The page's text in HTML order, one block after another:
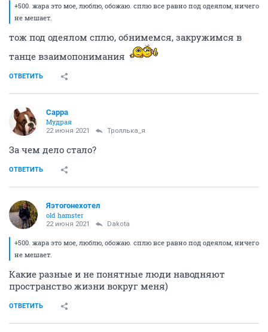
+500. жара это мое, люблю, обожаю. сплю все равно под одеялом, ничего
не мешает.
тож под одеялом сплю, обнимемся, закружимся в
танце взаимопонимания
ОТВЕТИТЬ
Сарра
Мудрая
22 июня 2021 Троллька_я
За чем дело стало?
ОТВЕТИТЬ
Яэтогонехотел
old hamster
22 июня 2021 Dаkota
+500. жара это мое, люблю, обожаю. сплю все равно под одеялом, ничего
не мешает.
Какие разные и не понятные люди наводняют
пространство жизни вокруг меня)
ОТВЕТИТЬ